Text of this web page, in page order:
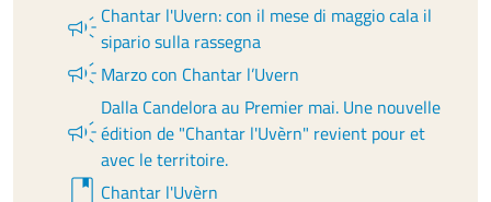
campaign Chantar l'Uvern: con il mese di maggio cala il
sipario sulla rassegna
campaign Marzo con Chantar l’Uvern
campaign
Dalla Candelora au Premier mai. Une nouvelle
édition de "Chantar l'Uvèrn" revient pour et
avec le territoire.
book Chantar l'Uvèrn